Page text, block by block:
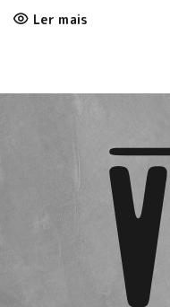
Ler mais